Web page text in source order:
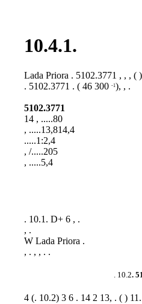
10.4.1.
Lada Priora . 5102.3771 , , , (
. 5102.3771 . ( 46 300 -1), , .
5102.3771
14 , .....80
, .....13,814,4
.....1:2,4
, /.....205
, .....5,4
. 10.1 . D+ 6 , .
, .
W Lada Priora .
, . , , . .
. 10.2.
4 (. 10.2) 3 6 . 14 2 13, . ( ) 11.